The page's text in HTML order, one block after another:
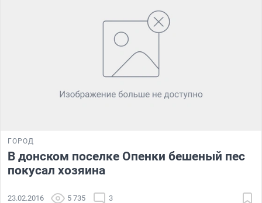
ГОРОД
В донском поселке Опенки бешеный пес
покусал хозяина
23.02.2016 5 735 3